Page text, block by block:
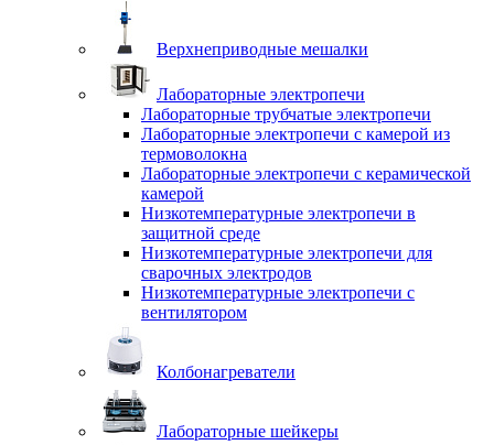
Верхнеприводные мешалки
Лабораторные электропечи
Лабораторные трубчатые электропечи
Лабораторные электропечи с камерой из
термоволокна
Лабораторные электропечи с керамической
камерой
Низкотемпературные электропечи в
защитной среде
Низкотемпературные электропечи для
cварочных электродов
Низкотемпературные электропечи с
вентилятором
Колбонагреватели
Лабораторные шейкеры